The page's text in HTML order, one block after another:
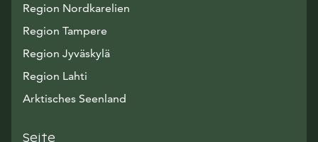
Region Nordkarelien
Region Tampere
Region Jyväskylä
Region Lahti
Arktisches Seenland
Seite